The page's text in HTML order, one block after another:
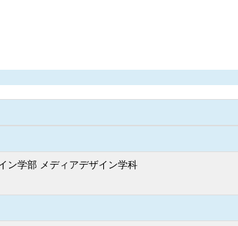
ン学部 メディアデザイン学科